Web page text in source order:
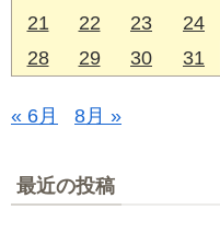
21
22 23 24
28
29 30 31
« 6月 8月 »
最近の投稿